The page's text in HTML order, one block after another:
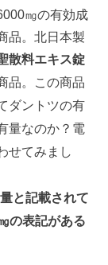
㎎の有効成
品。北日本製
散料エキス錠
品。この商品
ダントツの有
量なのか？電
せてみまし
と記載されて
の表記がある